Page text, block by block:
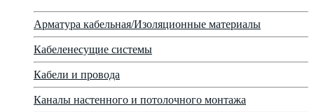
Арматура кабельная/Изоляционные материалы
Кабеленесущие системы
Кабели и провода
Каналы настенного и потолочного монтажа